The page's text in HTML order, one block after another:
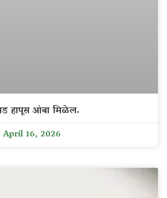
हापूस आंबा मिळेल.
April 16, 2026